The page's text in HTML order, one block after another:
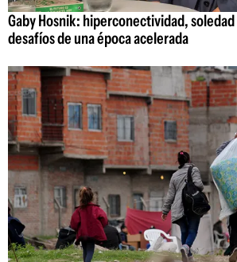
Gaby Hosnik: hiperconectividad,
desafíos de una época acelerada